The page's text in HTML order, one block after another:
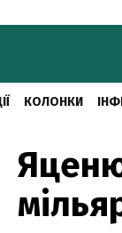
КОЛОНКИ